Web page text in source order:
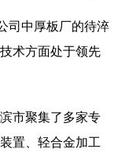
悦读
中厚板厂的待淬
术方面处于领先
市聚集了多家专
置、轻合金加工